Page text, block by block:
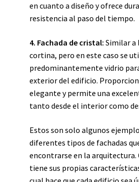
en cuanto a diseño y ofrece
resistencia al paso del tiempo.
4. Fachada de cristal: Similar a
cortina, pero en este caso se
predominantemente vidrio
exterior del edificio.
elegante y permite una
tanto desde el interior como
Estos son solo algunos
diferentes tipos de fachadas
encontrarse en la arquitectura.
tiene sus propias